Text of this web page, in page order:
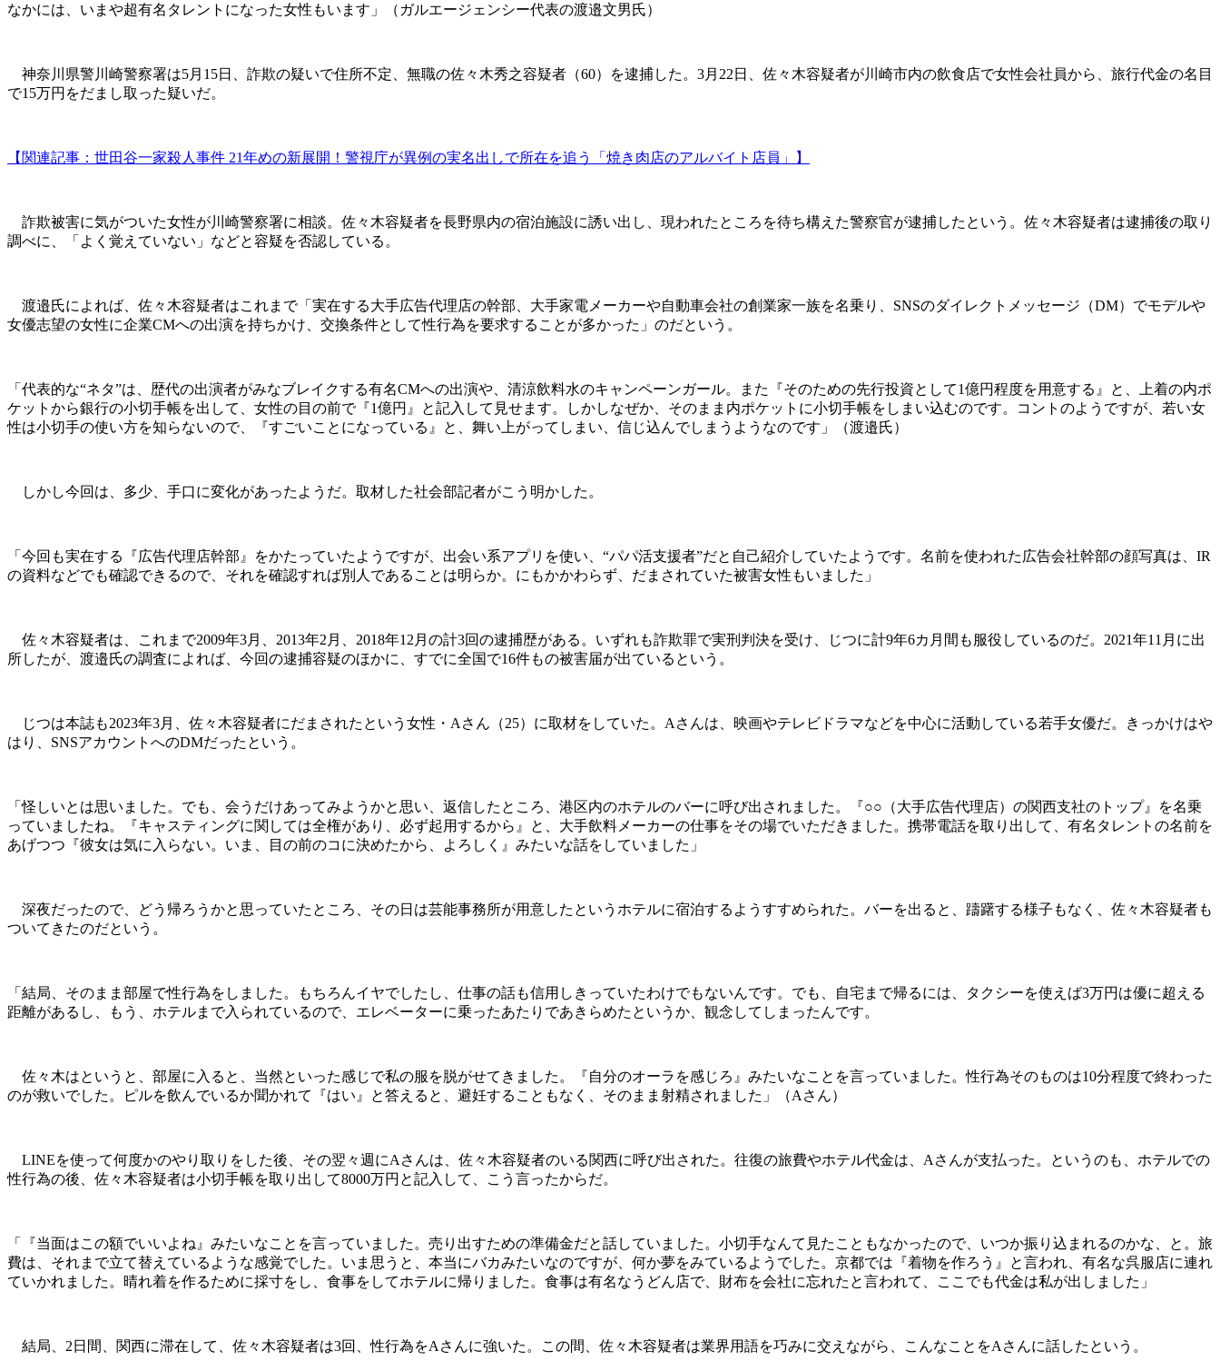
なかには、いまや超有名タレントになった女性もいます」（ガルエージェンシー代表の渡邉文男氏）
神奈川県警川崎警察署は5月15日、詐欺の疑いで住所不定、無職の佐々木秀之容疑者（60）を逮捕した。3月22日、佐々木容疑者が川崎市内の飲食店で女性会社員から、旅行代金の名目
で15万円をだまし取った疑いだ。
【関連記事：世田谷一家殺人事件 21年めの新展開！警視庁が異例の実名出しで所在を追う「焼き肉店のアルバイト店員」】
詐欺被害に気がついた女性が川崎警察署に相談。佐々木容疑者を長野県内の宿泊施設に誘い出し、現われたところを待ち構えた警察官が逮捕したという。佐々木容疑者は逮捕後の取り
調べに、「よく覚えていない」などと容疑を否認している。
渡邉氏によれば、佐々木容疑者はこれまで「実在する大手広告代理店の幹部、大手家電メーカーや自動車会社の創業家一族を名乗り、SNSのダイレクトメッセージ（DM）でモデルや
女優志望の女性に企業CMへの出演を持ちかけ、交換条件として性行為を要求することが多かった」のだという。
「代表的な“ネタ”は、歴代の出演者がみなブレイクする有名CMへの出演や、清涼飲料水のキャンペーンガール。また『そのための先行投資として1億円程度を用意する』と、上着の内ポ
ケットから銀行の小切手帳を出して、女性の目の前で『1億円』と記入して見せます。しかしなぜか、そのまま内ポケットに小切手帳をしまい込むのです。コントのようですが、若い女
性は小切手の使い方を知らないので、『すごいことになっている』と、舞い上がってしまい、信じ込んでしまうようなのです」（渡邉氏）
しかし今回は、多少、手口に変化があったようだ。取材した社会部記者がこう明かした。
「今回も実在する『広告代理店幹部』をかたっていたようですが、出会い系アプリを使い、“パパ活支援者”だと自己紹介していたようです。名前を使われた広告会社幹部の顔写真は、IR
の資料などでも確認できるので、それを確認すれば別人であることは明らか。にもかかわらず、だまされていた被害女性もいました」
佐々木容疑者は、これまで2009年3月、2013年2月、2018年12月の計3回の逮捕歴がある。いずれも詐欺罪で実刑判決を受け、じつに計9年6カ月間も服役しているのだ。2021年11月に出
所したが、渡邉氏の調査によれば、今回の逮捕容疑のほかに、すでに全国で16件もの被害届が出ているという。
じつは本誌も2023年3月、佐々木容疑者にだまされたという女性・Aさん（25）に取材をしていた。Aさんは、映画やテレビドラマなどを中心に活動している若手女優だ。きっかけはや
はり、SNSアカウントへのDMだったという。
「怪しいとは思いました。でも、会うだけあってみようかと思い、返信したところ、港区内のホテルのバーに呼び出されました。『○○（大手広告代理店）の関西支社のトップ』を名乗
っていましたね。『キャスティングに関しては全権があり、必ず起用するから』と、大手飲料メーカーの仕事をその場でいただきました。携帯電話を取り出して、有名タレントの名前を
あげつつ『彼女は気に入らない。いま、目の前のコに決めたから、よろしく』みたいな話をしていました」
深夜だったので、どう帰ろうかと思っていたところ、その日は芸能事務所が用意したというホテルに宿泊するようすすめられた。バーを出ると、躊躇する様子もなく、佐々木容疑者も
ついてきたのだという。
「結局、そのまま部屋で性行為をしました。もちろんイヤでしたし、仕事の話も信用しきっていたわけでもないんです。でも、自宅まで帰るには、タクシーを使えば3万円は優に超える
距離があるし、もう、ホテルまで入られているので、エレベーターに乗ったあたりであきらめたというか、観念してしまったんです。
佐々木はというと、部屋に入ると、当然といった感じで私の服を脱がせてきました。『自分のオーラを感じろ』みたいなことを言っていました。性行為そのものは10分程度で終わった
のが救いでした。ピルを飲んでいるか聞かれて『はい』と答えると、避妊することもなく、そのまま射精されました」（Aさん）
LINEを使って何度かのやり取りをした後、その翌々週にAさんは、佐々木容疑者のいる関西に呼び出された。往復の旅費やホテル代金は、Aさんが支払った。というのも、ホテルでの
性行為の後、佐々木容疑者は小切手帳を取り出して8000万円と記入して、こう言ったからだ。
「『当面はこの額でいいよね』みたいなことを言っていました。売り出すための準備金だと話していました。小切手なんて見たこともなかったので、いつか振り込まれるのかな、と。旅
費は、それまで立て替えているような感覚でした。いま思うと、本当にバカみたいなのですが、何か夢をみているようでした。京都では『着物を作ろう』と言われ、有名な呉服店に連れ
ていかれました。晴れ着を作るために採寸をし、食事をしてホテルに帰りました。食事は有名なうどん店で、財布を会社に忘れたと言われて、ここでも代金は私が出しました」
結局、2日間、関西に滞在して、佐々木容疑者は3回、性行為をAさんに強いた。この間、佐々木容疑者は業界用語を巧みに交えながら、こんなことをAさんに話したという。